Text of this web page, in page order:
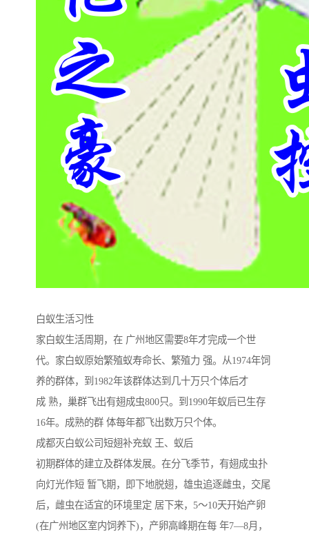
白蚁生活习性
家白蚁生活周期，在 广州地区需要8年才完成一个世
代。家白蚁原始繁殖蚁寿命长、繁殖力 强。从1974年饲
养的群体，到1982年该群体达到几十万只个体后才
成 熟，巢群飞出有翅成虫800只。到1990年蚁后已生存
16年。成熟的群 体每年都飞出数万只个体。
成都灭白蚁公司短翅补充蚁 王、蚁后
初期群体的建立及群体发展。在分飞季节，有翅成虫扑
向灯光作短 暂飞期，即下地脱翅，雄虫追逐雌虫，交尾
后，雌虫在适宜的环境里定 居下来，5～10天幵始产卵
(在广州地区室内饲养下)，产卵高峰期在每 年7—8月，